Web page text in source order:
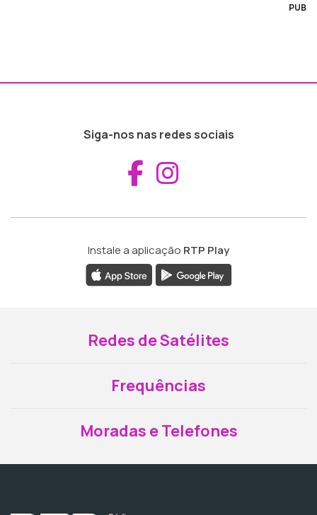
PUB
Siga-nos nas redes sociais
Aceder ao
Instale a aplicação RTP Play
Redes de Satélites
Frequências
Moradas e Telefones